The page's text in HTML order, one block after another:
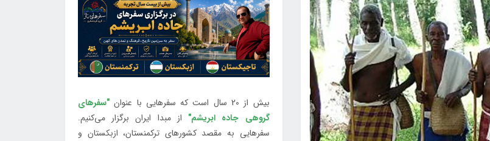
بیش از 20 سال است که سفرهایی با عنوان
"سفرهای
گروهی جاده ابریشم" از مبدا ایران برگزار می‌کنیم.
سفرهایی به مقصد کشورهای ترکمنستان، ازبکستان و